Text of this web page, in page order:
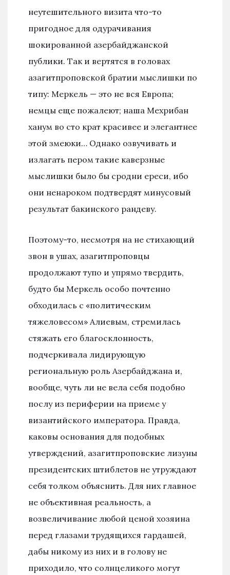
неутешительного визита что-то
пригодное для одурачивания
шокированной азербайджанской
публики. Так и вертятся в головах
азагитпроповской братии мыслишки по
типу: Меркель — это не вся Европа;
немцы еще пожалеют; наша Мехрибан
ханум во сто крат красивее и элегантнее
этой змеюки… Однако озвучивать и
излагать пером такие каверзные
мыслишки было бы сродни ереси, ибо
они ненароком подтвердят минусовый
результат бакинского рандеву.
Поэтому-то, несмотря на не стихающий
звон в ушах, азагитпроповцы
продолжают тупо и упрямо твердить,
будто бы Меркель особо почтенно
обходилась с «политическим
тяжеловесом» Алиевым, стремилась
стяжать его благосклонность,
подчеркивала лидирующую
региональную роль Азербайджана и,
вообще, чуть ли не вела себя подобно
послу из периферии на приеме у
византийского императора. Правда,
каковы основания для подобных
утверждений, азагитпроповские лизуны
президентских штиблетов не утруждают
себя толком объяснить. Для них главное
не объективная реальность, а
возвеличивание любой ценой хозяина
перед глазами трудящихся гардашей,
дабы никому из них и в голову не
приходило, что солнцеликого могут